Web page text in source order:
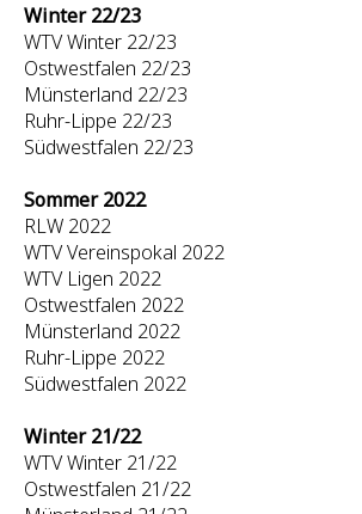
Winter 22/23
WTV Winter 22/23
Ostwestfalen 22/23
Münsterland 22/23
Ruhr-Lippe 22/23
Südwestfalen 22/23
Sommer 2022
RLW 2022
WTV Vereinspokal 2022
WTV Ligen 2022
Ostwestfalen 2022
Münsterland 2022
Ruhr-Lippe 2022
Südwestfalen 2022
Winter 21/22
WTV Winter 21/22
Ostwestfalen 21/22